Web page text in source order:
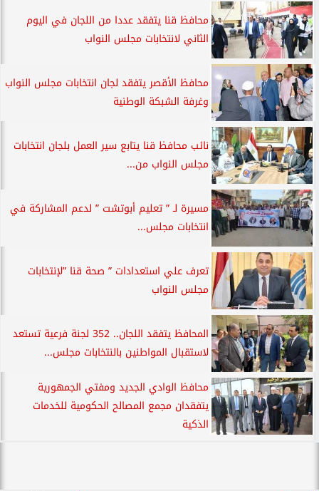
محافظ قنا يتفقد عددا من اللجان في اليوم
الثاني لانتخابات مجلس النواب
محافظ الأقصر يتفقد لجان انتخابات مجلس النواب
وغرفة الشبكة الوطنية
نائب محافظ قنا يتابع سير العمل بلجان انتخابات
مجلس النواب من...
مسيرة لـ ” تعليم أبوتشت ” لدعم المشاركة في
انتخابات مجلس...
تعرف علي استعدادات ” صحة قنا ”لإنتخابات
مجلس النواب
المحافظ يتفقد اللجان.. 352 لجنة فرعية تستعد
لاستقبال المواطنين بالنتخابات مجلس...
محافظ الوادي الجديد ومفتي الجمهورية
يتفقدان مجمع المصالح الحكومية للخدمات
الذكية